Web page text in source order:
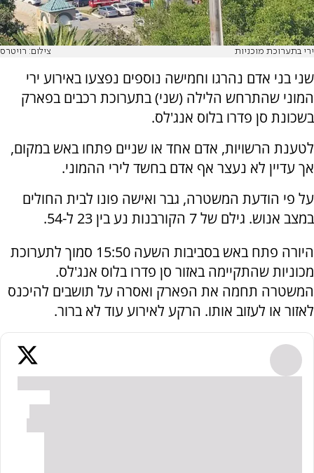
ירי בתערוכת מוכניות צילום: רויטרס
שני בני אדם נהרגו וחמישה נוספים נפצעו באירוע ירי
המוני שהתרחש הלילה (שני) בתערוכת רכבים בפארק
בשכונת סן פדרו בלוס אנג'לס.
לטענת הרשויות, אדם אחד או שניים פתחו באש במקום,
אך עדיין לא נעצר אף אדם בחשד לירי ההמוני.
על פי הודעת המשטרה, גבר ואישה פונו לבית החולים
במצב אנוש. גילם של 7 הקורבנות נע בין 23 ל-54.
היורה פתח באש בסביבות השעה 15:50 סמוך לתערוכת
מכוניות שהתקיימה באזור סן פדרו בלוס אנג'לס.
המשטרה תחמה את הפארק ואסרה על תושבים להיכנס
לאזור או לעזוב אותו. הרקע לאירוע עוד לא ברור.